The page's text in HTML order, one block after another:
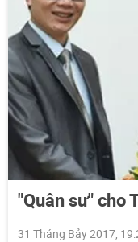
"Quân sư" cho
31 Tháng Bảy 2017,